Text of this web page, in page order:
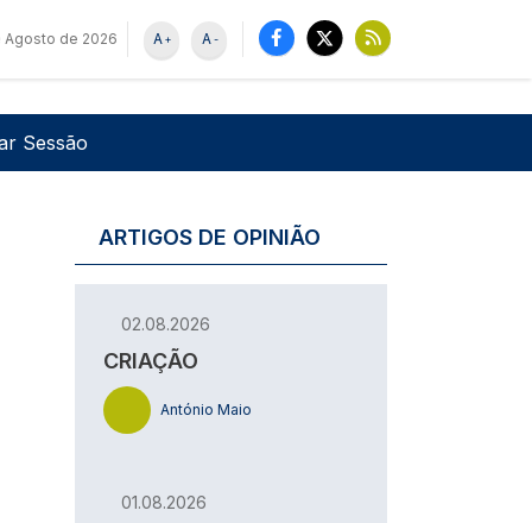
Agosto de 2026 -
A
+
A
de utilizador
Sessão
ARTIGOS DE OPINIÃO
02.08.2026
CRIAÇÃO
António Maio
01.08.2026